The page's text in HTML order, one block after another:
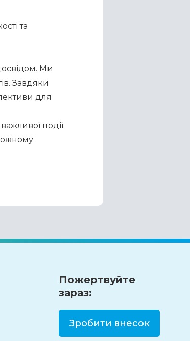
та
Ми
Завдяки
для
події.
Пожертвуйте
зараз:
Зробити внесок